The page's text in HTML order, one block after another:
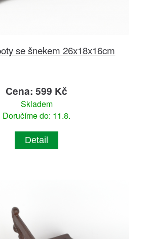
se šnekem 26x18x16cm
Cena: 599 Kč
Skladem
Doručíme do: 11.8.
Detail